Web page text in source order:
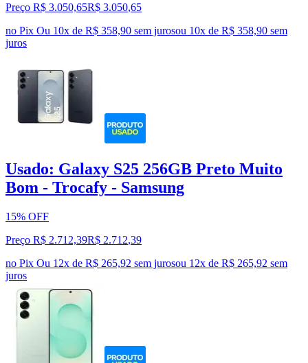
Preço R$ 3.050,65R$ 3.050,65
no Pix Ou 10x de R$ 358,90 sem jurosou 10x de R$ 358,90 sem
juros
Usado: Galaxy S25 256GB Preto Muito
Bom - Trocafy - Samsung
15% OFF
Preço R$ 2.712,39R$ 2.712,39
no Pix Ou 12x de R$ 265,92 sem jurosou 12x de R$ 265,92 sem
juros